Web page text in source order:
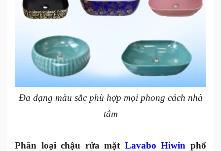
Đa dạng màu sắc phù hợp mọi phong cách nhà
tắm
Phân loại chậu rửa mặt Lavabo Hiwin phổ